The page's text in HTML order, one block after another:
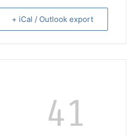
+ iCal / Outlook export
41